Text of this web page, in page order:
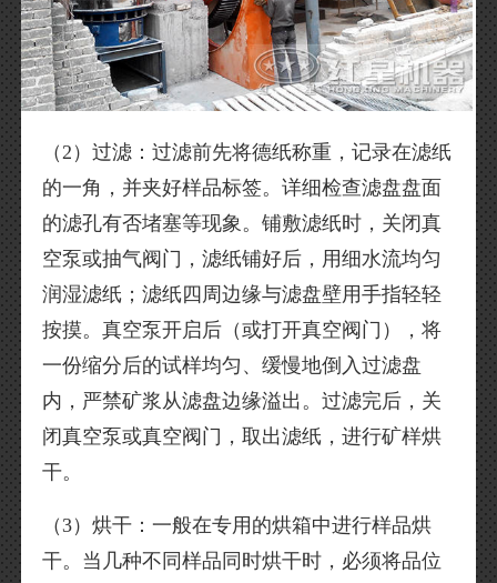
（2）过滤：过滤前先将德纸称重，记录在滤纸
的一角，并夹好样品标签。详细检查滤盘盘面
的滤孔有否堵塞等现象。铺敷滤纸时，关闭真
空泵或抽气阀门，滤纸铺好后，用细水流均匀
润湿滤纸；滤纸四周边缘与滤盘壁用手指轻轻
按摸。真空泵开启后（或打开真空阀门），将
一份缩分后的试样均匀、缓慢地倒入过滤盘
内，严禁矿浆从滤盘边缘溢出。过滤完后，关
闭真空泵或真空阀门，取出滤纸，进行矿样烘
干。
（3）烘干：一般在专用的烘箱中进行样品烘
干。当几种不同样品同时烘干时，必须将品位